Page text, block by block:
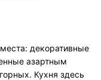
декоративные
азартным
Кухня здесь